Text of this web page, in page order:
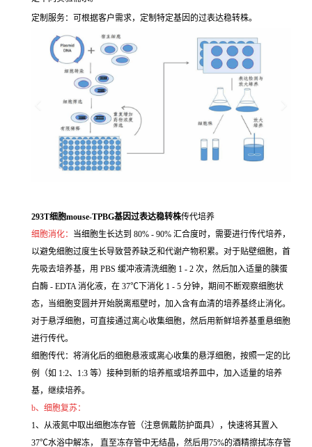
定制服务：可根据客户需求，定制特定基因的过表达稳转株。
293T细胞mouse-TPBG基因过表达稳转株传代培养
细胞消化： 当细胞生长达到 80% - 90% 汇合度时，需要进行传代培养，
以避免细胞过度生长导致营养缺乏和代谢产物积累。对于贴壁细胞，首
先吸去培养基，用 PBS 缓冲液清洗细胞 1 - 2 次，然后加入适量的胰蛋
白酶 - EDTA 消化液，在 37℃下消化 1 - 5 分钟，期间不断观察细胞状
态，当细胞变圆并开始脱离瓶壁时，加入含有血清的培养基终止消化。
对于悬浮细胞，可直接通过离心收集细胞，然后用新鲜培养基重悬细胞
进行传代。
细胞传代：将消化后的细胞悬液或离心收集的悬浮细胞，按照一定的比
例（如 1:2、1:3 等）接种到新的培养瓶或培养皿中，加入适量的培养
基，继续培养。
b、细胞复苏：
1、从液氮中取出细胞冻存管（注意佩戴防护面具），快速将其置入
37℃水浴中解冻， 直至冻存管中无结晶，然后用75%的酒精擦拭冻存管